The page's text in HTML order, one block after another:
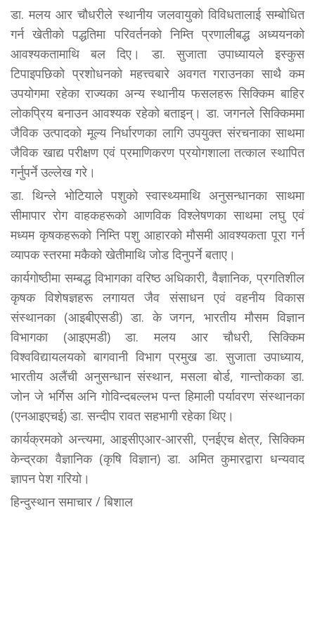
डा. मलय आर चौधरीले स्थानीय जलवायुको विविधतालाई सम्बोधित
गर्न खेतीको पद्धतिमा परिवर्तनको निम्ति प्रणालीबद्ध अध्ययनको
आवश्यकतामाथि बल दिए। डा. सुजाता उपाध्यायले इस्कुस
टिपाइपछिको प्रशोधनको महत्त्वबारे अवगत गराउनका साथै कम
उपयोगमा रहेका राज्यका अन्य स्थानीय फसलहरू सिक्किम बाहिर
लोकप्रिय बनाउन आवश्यक रहेको बताइन्। डा. जगनले सिक्किममा
जैविक उत्पादको मूल्य निर्धारणका लागि उपयुक्त संरचनाका साथमा
जैविक खाद्य परीक्षण एवं प्रमाणिकरण प्रयोगशाला तत्काल स्थापित
गर्नुपर्ने उल्लेख गरे।
डा. थिन्ले भोटियाले पशुको स्वास्थ्यमाथि अनुसन्धानका साथमा
सीमापार रोग वाहकहरूको आणविक विश्लेषणका साथमा लघु एवं
मध्यम कृषकहरूको निम्ति पशु आहारको मौसमी आवश्यकता पूरा गर्न
व्यापक स्तरमा मकैको खेतीमाथि जोड दिनुपर्ने बताए।
कार्यगोष्ठीमा सम्बद्ध विभागका वरिष्ठ अधिकारी, वैज्ञानिक, प्रगतिशील
कृषक विशेषज्ञहरू लगायत जैव संसाधन एवं वहनीय विकास
संस्थानका (आइबीएसडी) डा. के जगन, भारतीय मौसम विज्ञान
विभागका (आइएमडी) डा. मलय आर चौधरी, सिक्किम
विश्वविद्यायलयको बागवानी विभाग प्रमुख डा. सुजाता उपाध्याय,
भारतीय अलैंची अनुसन्धान संस्थान, मसला बोर्ड, गान्तोकका डा.
जोन जे भर्गिस अनि गोविन्दबल्लभ पन्त हिमाली पर्यावरण संस्थानका
(एनआइएचई) डा. सन्दीप रावत सहभागी रहेका थिए।
कार्यक्रमको अन्त्यमा, आइसीएआर-आरसी, एनईएच क्षेत्र, सिक्किम
केन्द्रका वैज्ञानिक (कृषि विज्ञान) डा. अमित कुमारद्वारा धन्यवाद
ज्ञापन पेश गरियो।
हिन्दुस्थान समाचार / बिशाल